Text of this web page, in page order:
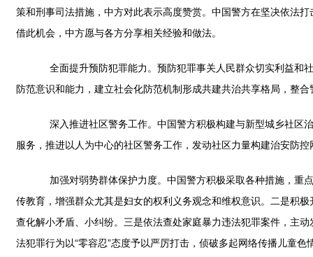
策和刑事司法措施，中方对此表示高度赞赏。中国警方在坚决依法
借此机会，中方愿与各方分享相关经验和做法。
全面提升预防犯罪能力。预防犯罪事关人民群众切实利益和
防范意识和能力，建立社会化防范机制形成共建共治共享格局，整
深入推进社区警务工作。中国警方积极构建与新型城乡社区
服务，推进以人为中心的社区警务工作，发动社区力量构建治安防控
加强对弱势群体保护力度。中国警方积极采取各种措施，重
传教育，增强群众尤其是妇女的权利义务观念和维权意识。二是积
查化解小矛盾、小纠纷。三是依法查处家庭暴力违法犯罪案件，主
法犯罪行为以“零容忍”态度予以严厉打击，侦破多起网络传播儿童